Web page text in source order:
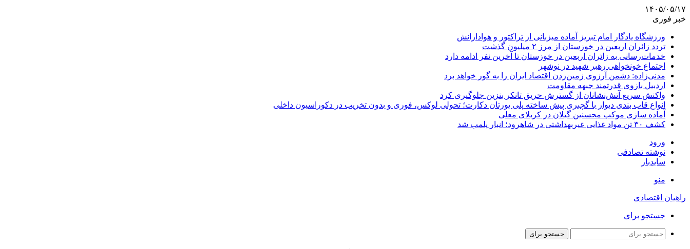
۱۴۰۵/۰۵/۱۷
خبر فوری
ورزشگاه یادگار امام تبریز آماده میزبانی از تراکتور و هوادارانش
تردد زائران اربعین در خوزستان از مرز ۲ میلیون گذشت
خدمات‌رسانی به زائران اربعین در خوزستان تا آخرین نفر ادامه دارد
اجتماع خونخواهی رهبر شهید در نوشهر
مدنی‌زاده: دشمن آرزوی زمین‌زدن اقتصاد ایران را به گور خواهد برد
اردبیل بازوی قدرتمند جبهه مقاومت
واکنش سریع آتش‌نشانان از گسترش حریق تانکر بنزین جلوگیری کرد
انواع قاب بندی دیوار با گچبری پیش ساخته پلی یورتان دکارت؛ تحولی لوکس، فوری و بدون تخریب در دکوراسیون داخلی
آماده سازی موکب محسنین گیلان در کربلای معلی
کشف ۳۰ تن مواد غذایی غیربهداشتی در شاهرود؛ انبار پلمب شد
ورود
نوشته تصادفی
سایدبار
منو
راهیان اقتصادی
جستجو برای
جستجو برای